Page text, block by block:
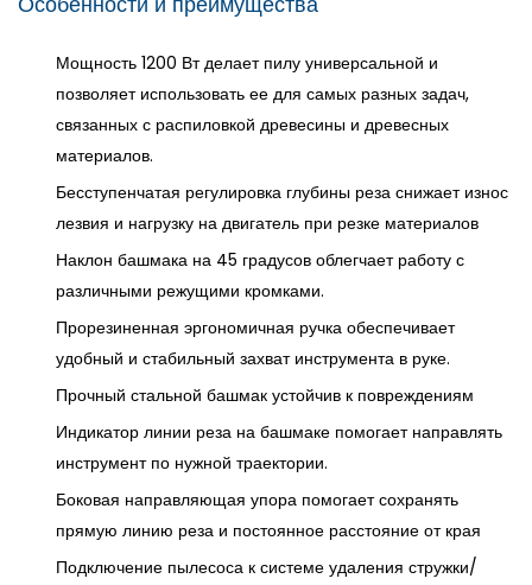
Мощность 1200 Вт делает пилу универсальной и
позволяет использовать ее для самых разных задач,
связанных с распиловкой древесины и древесных
материалов.
Бесступенчатая регулировка глубины реза снижает износ
лезвия и нагрузку на двигатель при резке материалов
Наклон башмака на 45 градусов облегчает работу с
различными режущими кромками.
Прорезиненная эргономичная ручка обеспечивает
удобный и стабильный захват инструмента в руке.
Прочный стальной башмак устойчив к повреждениям
Индикатор линии реза на башмаке помогает направлять
инструмент по нужной траектории.
Боковая направляющая упора помогает сохранять
прямую линию реза и постоянное расстояние от края
Подключение пылесоса к системе удаления стружки/